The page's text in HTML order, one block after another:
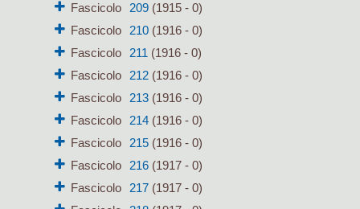
Fascicolo
209(1915 - 0)
Fascicolo
210(1916 - 0)
Fascicolo
211 (1916 - 0)
Fascicolo
212(1916 - 0)
Fascicolo
213(1916 - 0)
Fascicolo
214(1916 - 0)
Fascicolo
215(1916 - 0)
Fascicolo
216(1917 - 0)
Fascicolo
217(1917 - 0)